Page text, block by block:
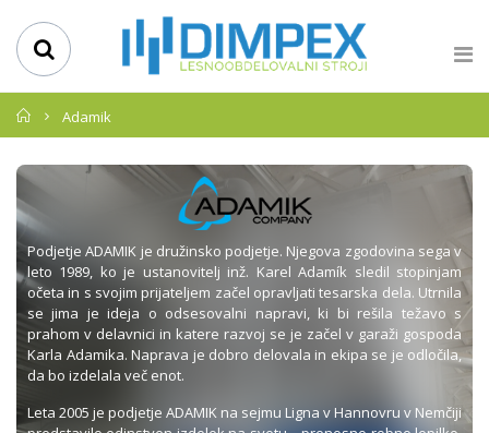
Domov
Adamik
Podjetje ADAMIK je družinsko podjetje. Njegova zgodovina sega v
leto 1989, ko je ustanovitelj inž. Karel Adamík sledil stopinjam
očeta in s svojim prijateljem začel opravljati tesarska dela. Utrnila
se jima je ideja o odsesovalni napravi, ki bi rešila težavo s
prahom v delavnici in katere razvoj se je začel v garaži gospoda
Karla Adamika. Naprava je dobro delovala in ekipa se je odločila,
da bo izdelala več enot.
Leta 2005 je podjetje ADAMIK na sejmu Ligna v Hannovru v Nemčiji